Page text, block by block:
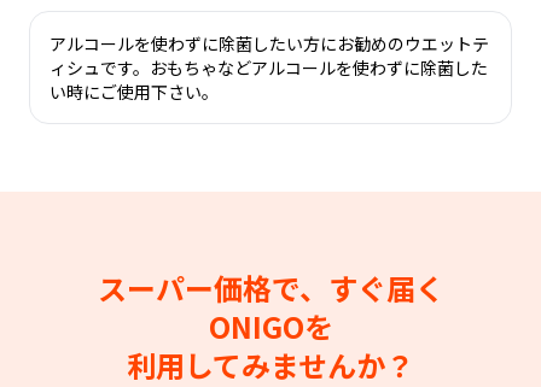
アルコールを使わずに除菌したい方にお勧めのウエットテ
ィシュです。おもちゃなどアルコールを使わずに除菌した
い時にご使用下さい。
スーパー価格で、すぐ届く
ONIGOを
利用してみませんか？